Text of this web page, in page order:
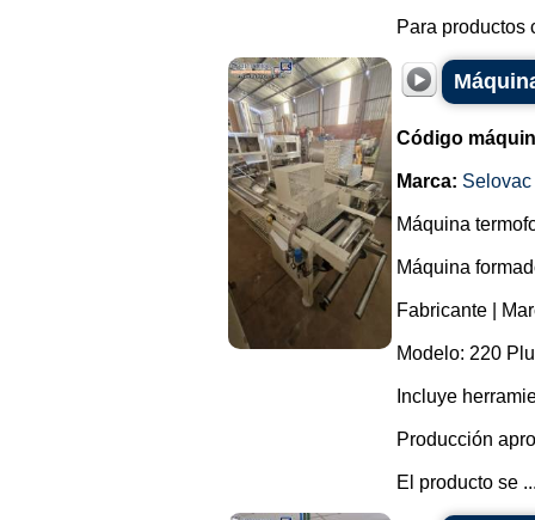
Para productos
Código
Marca: Selovac
Máquina
Máquina
Fabricante |
Modelo: 220
Incluye
Producción
El producto se